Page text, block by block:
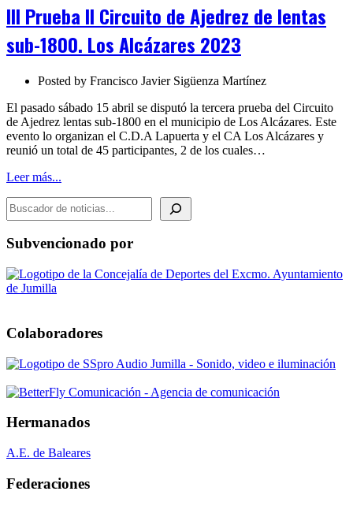
de
Ajedrez
de
sub-
Los
Alcázares
2023
III Prueba II Circuito de Ajedrez de lentas
sub-1800. Los Alcázares 2023
Posted by Francisco Javier Sigüenza Martínez
El pasado sábado 15 abril se disputó la tercera prueba del Circuito
de Ajedrez lentas sub-1800 en el municipio de Los Alcázares. Este
evento lo organizan el C.D.A Lapuerta y el CA Los Alcázares y
reunió un total de 45 participantes, 2 de los cuales…
Leer más...
BUSCADOR DE NOTICIAS
Subvencionado por
Colaboradores
Hermanados
A.E. de Baleares
Federaciones